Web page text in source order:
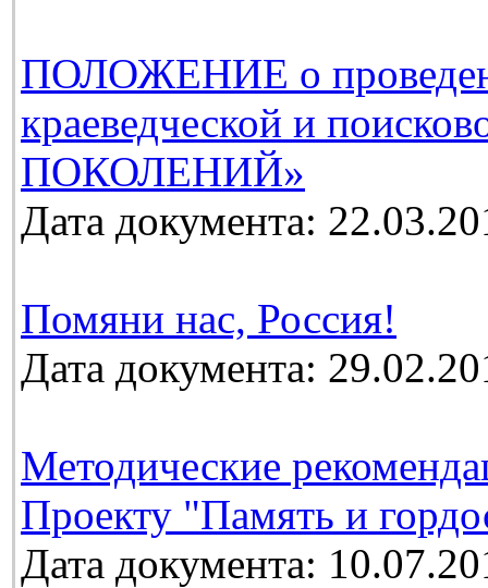
ПОЛОЖЕНИЕ о
краеведческой и
ПОКОЛЕНИЙ»
Дата документа:
Помяни нас, Россия!
Дата документа:
Методические
Проекту "Память и
Дата документа: